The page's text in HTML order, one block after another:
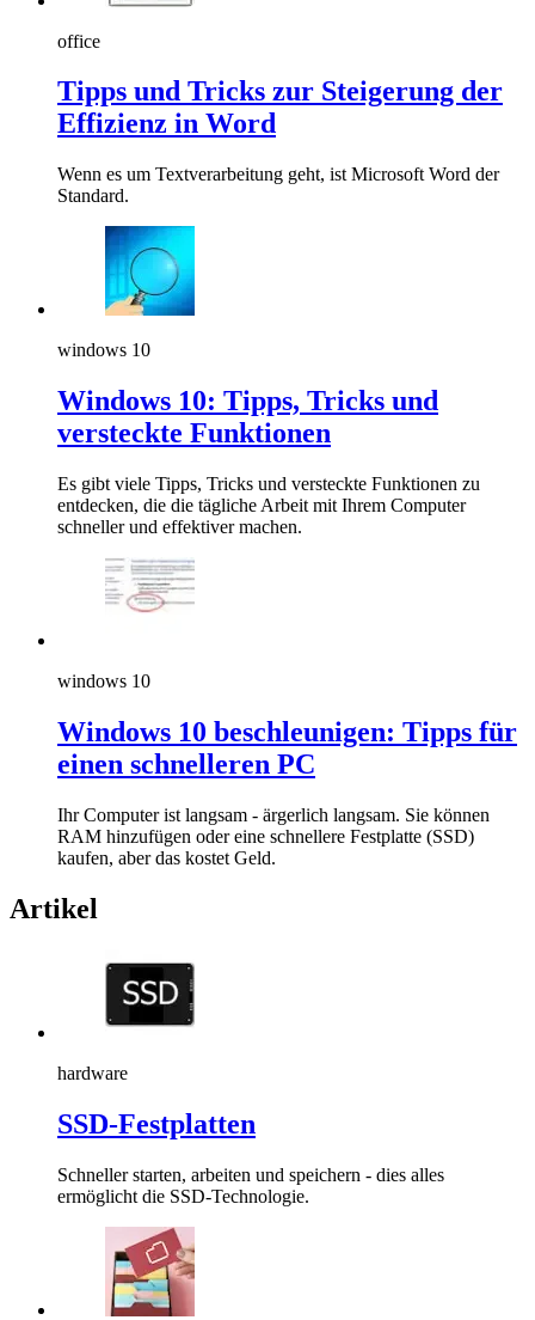
office
Tipps und Tricks zur Steigerung der
Effizienz in Word
Wenn es um Textverarbeitung geht, ist Microsoft Word der
Standard.
windows 10
Windows 10: Tipps, Tricks und
versteckte Funktionen
Es gibt viele Tipps, Tricks und versteckte Funktionen zu
entdecken, die die tägliche Arbeit mit Ihrem Computer
schneller und effektiver machen.
windows 10
Windows 10 beschleunigen: Tipps für
einen schnelleren PC
Ihr Computer ist langsam - ärgerlich langsam. Sie können
RAM hinzufügen oder eine schnellere Festplatte (SSD)
kaufen, aber das kostet Geld.
Artikel
hardware
SSD-Festplatten
Schneller starten, arbeiten und speichern - dies alles
ermöglicht die SSD-Technologie.